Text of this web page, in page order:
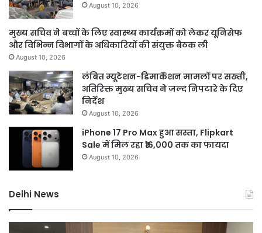
August 10, 2026
मुख्य सचिव ने बच्चों के लिए स्वास्थ्य कार्यक्रमों को लेकर यूनिसेफ
और विभिन्न विभागों के अधिकारियों की संयुक्त बैठक ली
August 10, 2026
लंबित म्यूटेशन-डिमार्केशन मामलों पर सख्ती,
अतिरिक्त मुख्य सचिव ने जल्द निपटारे के दिए
निर्देश
August 10, 2026
iPhone 17 Pro Max हुआ सस्ता, Flipkart
Sale में मिल रहा ₹16,000 तक का फायदा
August 10, 2026
Delhi News